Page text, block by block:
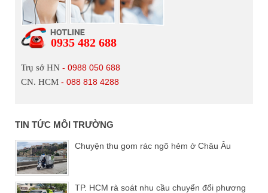
0935 482 688
Trụ sở HN - 0988 050 688
CN. HCM - 088 818 4288
TIN TỨC MÔI TRƯỜNG
Chuyện thu gom rác ngõ hẻm ở Châu Âu
TP. HCM rà soát nhu cầu chuyển đổi phương